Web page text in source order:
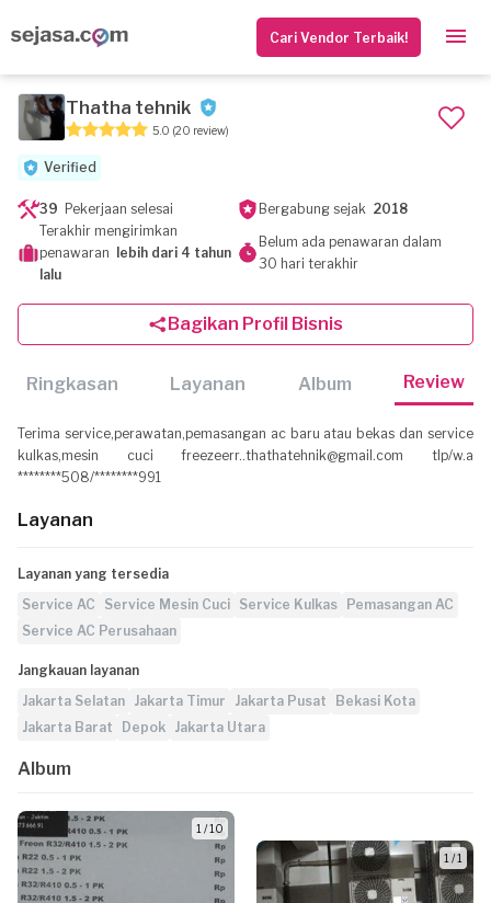
Cari Vendor Terbaik!
Thatha tehnik
5.0 (20 review)
Verified
39 Pekerjaan selesai Bergabung sejak 2018
Terakhir mengirimkan
penawaran
lebih dari 4 tahun
lalu
Belum ada penawaran dalam
30 hari terakhir
Bagikan Profil Bisnis
Ringkasan Layanan Album Review
Terima service,perawatan,pemasangan ac baru atau bekas dan service
kulkas,mesin cuci freezeerr..thathatehnik@gmail.com tlp/w.a
********508/********991
Layanan
Layanan yang tersedia
Service AC
Service Mesin Cuci Service Kulkas
Pemasangan AC
Service AC Perusahaan
Jangkauan layanan
Jakarta Selatan Jakarta Timur Jakarta Pusat
Bekasi Kota
Jakarta Barat
Depok Jakarta Utara
Album
1 / 10
1 / 1